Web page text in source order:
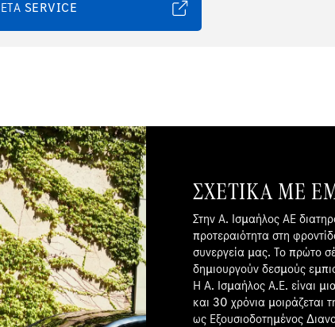
SERVICE
ΣΧΕΤΙΚΆ ΜΕ
Στην Α. Ισμαήλος ΑΕ
προτεραιότητα στη
συνεργεία μας. Το πρώτο
δημιουργούν δεσμούς
Η Α. Ισμαήλος Α.Ε. είναι
και 30 χρόνια μοιράζεται
ως Εξουσιοδοτημένος